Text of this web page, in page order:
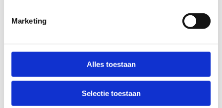
Marketing
Alles toestaan
Selectie toestaan
Deel deze pagina: